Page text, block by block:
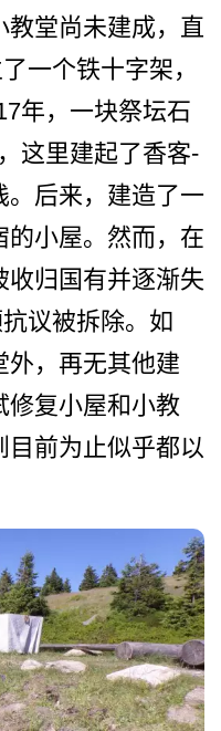
教堂尚未建成，直
一个铁十字­架，
年，一块祭坛石
这里建起了香客­
。后来，建造了一
的小屋。然而，在
收归国有并逐渐失
议被拆除。如
外，再无其他建
修复小屋和小教
前为­止似乎都以